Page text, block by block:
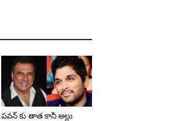
పవన్ కు తాత కానీ అల్లు